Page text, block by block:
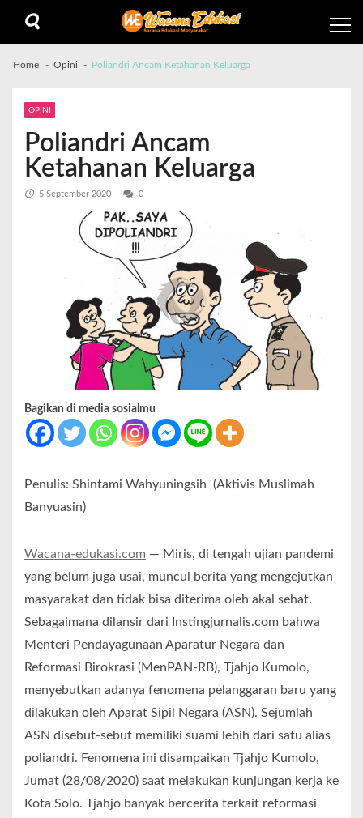
Home Opini Poliandri Ancam Ketahanan Keluarga
OPINI
Poliandri Ancam
Ketahanan Keluarga
5 September 2020 0
Bagikan di media sosialmu
Penulis: Shintami Wahyuningsih (Aktivis Muslimah
Banyuasin)
Wacana-edukasi.com — Miris, di tengah ujian pandemi
yang belum juga usai, muncul berita yang mengejutkan
masyarakat dan tidak bisa diterima oleh akal sehat.
Sebagaimana dilansir dari Instingjurnalis.com bahwa
Menteri Pendayagunaan Aparatur Negara dan
Reformasi Birokrasi (MenPAN-RB), Tjahjo Kumolo,
menyebutkan adanya fenomena pelanggaran baru yang
dilakukan oleh Aparat Sipil Negara (ASN). Sejumlah
ASN disebut-sebut memiliki suami lebih dari satu alias
poliandri. Fenomena ini disampaikan Tjahjo Kumolo,
Jumat (28/08/2020) saat melakukan kunjungan kerja ke
Kota Solo. Tjahjo banyak bercerita terkait reformasi